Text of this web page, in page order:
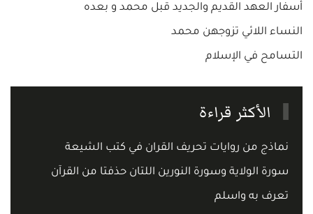
أسفار العهد القديم والجديد قبل محمد و بعده
النساء اللائي تزوجهن محمد
التسامح في الإسلام
الأكثر قراءة
نماذج من روايات تحريف القران في كتب الشيعة
سورة الولاية وسورة النورين اللتان حذفتا من القرآن
تعرف به واسلم